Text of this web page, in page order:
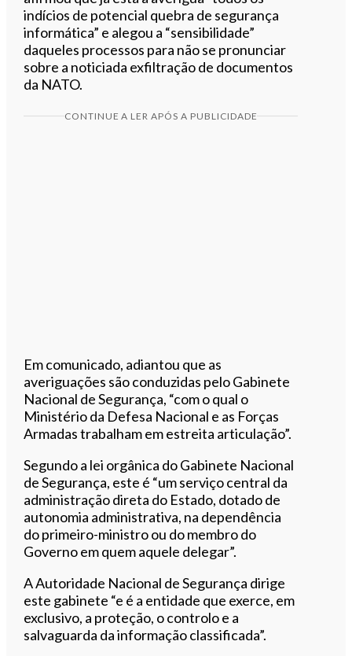
indícios de potencial quebra de segurança
informática” e alegou a “sensibilidade”
daqueles processos para não se pronunciar
sobre a noticiada exfiltração de documentos
da NATO.
CONTINUE A LER APÓS A PUBLICIDADE
Em comunicado, adiantou que as
averiguações são conduzidas pelo Gabinete
Nacional de Segurança, “com o qual o
Ministério da Defesa Nacional e as Forças
Armadas trabalham em estreita articulação”.
Segundo a lei orgânica do Gabinete Nacional
de Segurança, este é “um serviço central da
administração direta do Estado, dotado de
autonomia administrativa, na dependência
do primeiro-ministro ou do membro do
Governo em quem aquele delegar”.
A Autoridade Nacional de Segurança dirige
este gabinete “e é a entidade que exerce, em
exclusivo, a proteção, o controlo e a
salvaguarda da informação classificada”.